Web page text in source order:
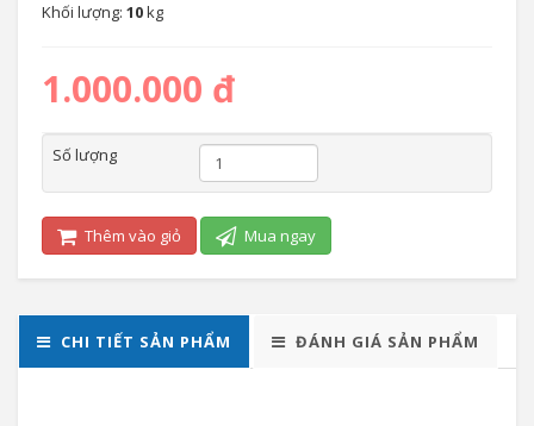
Khối lượng: 10kg
1.000.000 đ
Số lượng
Thêm vào giỏ Mua ngay
CHI TIẾT SẢN PHẨM ĐÁNH GIÁ SẢN PHẨM